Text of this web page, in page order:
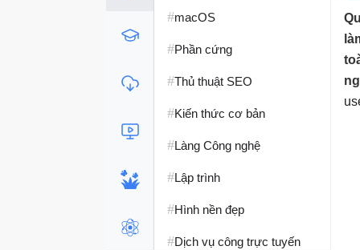
#macOS
#Phần cứng
#Thủ thuật SEO
#Kiến thức cơ bản
#Làng Công nghệ
#Lập trình
#Hình nền đẹp
#Dịch vụ công trực tuyến